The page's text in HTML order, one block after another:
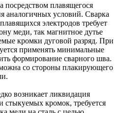
посредством плавящегося
аналогичных условий. Сварка
электродов требует
меди, так магнитное дутье
кромки дуговой разряд. При
применять минимальные
формирование сварного шва.
со стороны плакирующего
возникает ликвидация
стыкуемых кромок, требуется